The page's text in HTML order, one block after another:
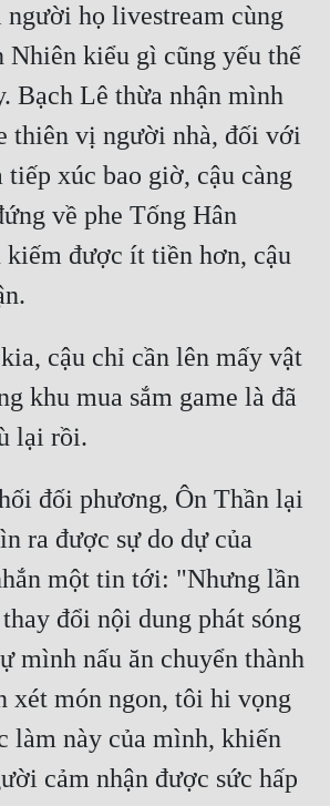
người họ livestream cùng
Nhiên kiểu gì cũng yếu thế
Bạch Lê thừa nhận mình
thiên vị người nhà, đối với
tiếp xúc bao giờ, cậu càng
về phe Tống Hân
kiếm được ít tiền hơn, cậu
cậu chỉ cần lên mấy vật
khu mua sắm game là đã
đối phương, Ôn Thần lại
ra được sự do dự của
một tin tới: "Nhưng lần
đổi nội dung phát sóng
mình nấu ăn chuyển thành
xét món ngon, tôi hi vọng
làm này của mình, khiến
cảm nhận được sức hấp